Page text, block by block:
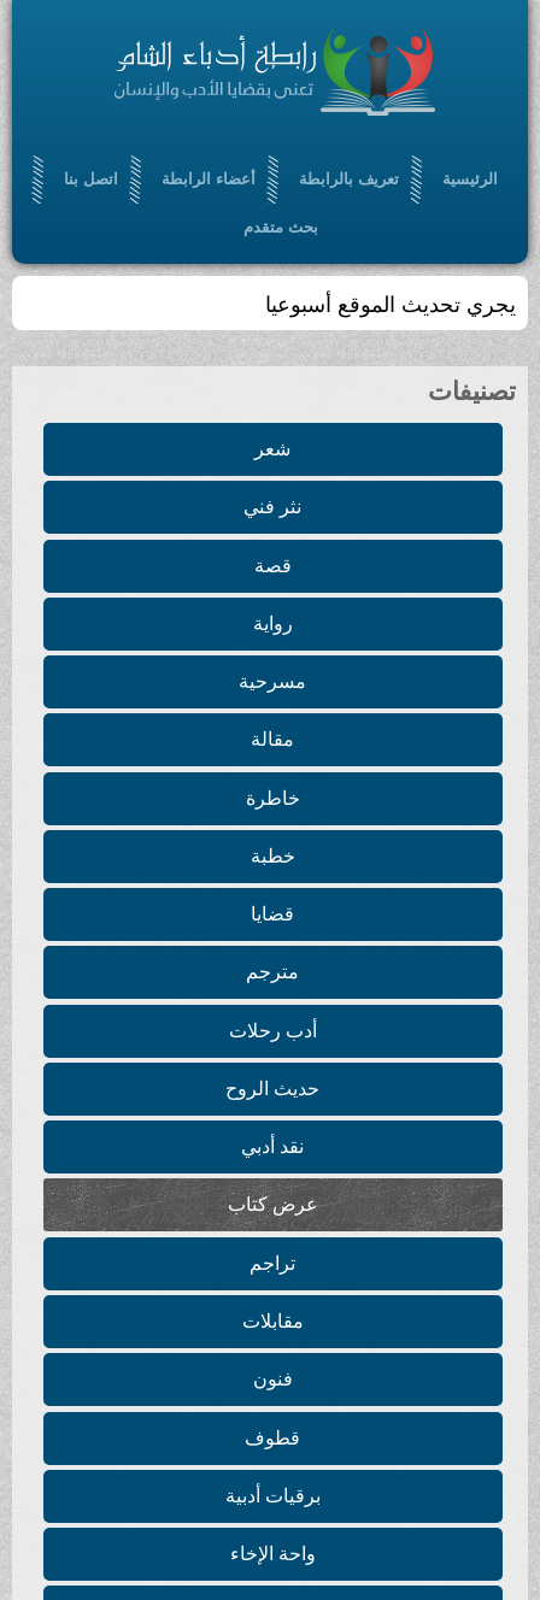
الرئيسية تعريف بالرابطة أعضاء الرابطة اتصل بنا
بحث متقدم
يجري تحديث الموقع أسبوعيا
تصنيفات
شعر
نثر فني
قصة
رواية
مسرحية
مقالة
خاطرة
خطبة
قضايا
مترجم
أدب رحلات
حديث الروح
نقد أدبي
عرض كتاب
تراجم
مقابلات
فنون
قطوف
برقيات أدبية
واحة الإخاء